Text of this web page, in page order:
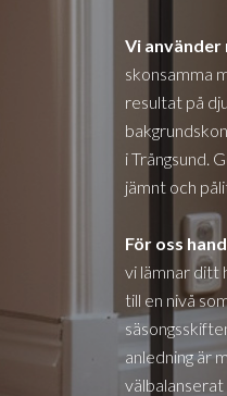
Vi
skonsamma
resultat på
iTrångsund .
jämnt och
För oss
vi lämnar ditt
till en nivå
anledning är